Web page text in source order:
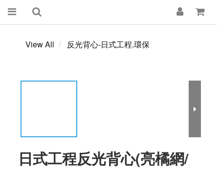
View All 反光背心-日式工程.環保
日式工程反光背心(亮橘網/